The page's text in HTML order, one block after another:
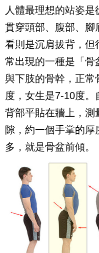
人體最理想的站姿是
貫穿頭部、腹部、腳
看則是沉肩拔背，但
常出現的一種是「骨
與下肢的骨幹，正常
度，女生是7-10度。
背部平貼在牆上，測
隙，約一個手掌的
多，就是骨盆前傾。